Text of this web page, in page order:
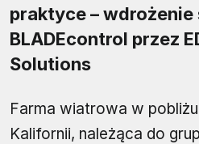
praktyce – wdrożenie
BLADEcontrol przez
Solutions
Farma wiatrowa w
Kalifornii, należąca do